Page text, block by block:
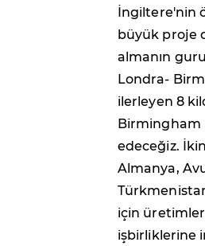
İngiltere'nin
büyük proje
almanın
Londra-
ilerleyen 8
Birmingham
edeceğiz.
Almanya,
için
işbirliklerine